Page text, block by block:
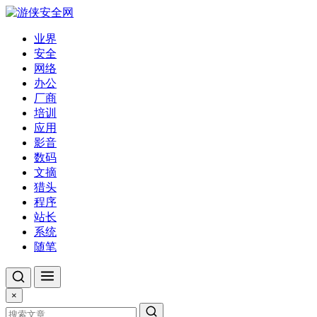
业界
安全
网络
办公
厂商
培训
应用
影音
数码
文摘
猎头
程序
站长
系统
随笔
×